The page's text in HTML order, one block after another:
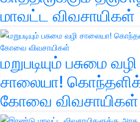
மாவட்ட விவசாயிகள்
மறுபடியும் பசுமை வழி
சாலையா!
கோவை விவசாயிகள்